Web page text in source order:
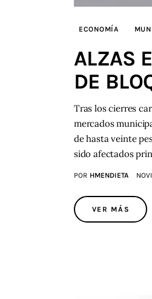
ECONOMÍA
ALZAS
DE
Tras los cierres
mercados
de hasta veinte
sido afectados
POR HMENDIETA
VER MÁS